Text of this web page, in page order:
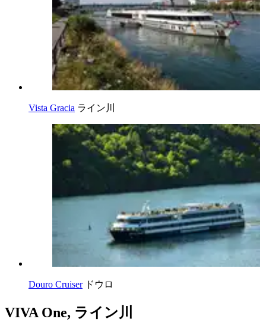
Vista Gracia ライン川
Douro Cruiser ドウロ
VIVA One, ライン川